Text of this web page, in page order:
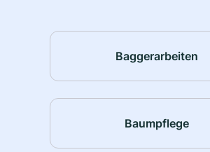
Baggerarbeiten
Baumpflege